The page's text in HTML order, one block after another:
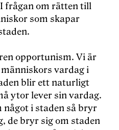
frågan om rätten till
som skapar
opportunism. Vi är
vardag i
blir ett naturligt
ytor lever sin vardag.
något i staden så bryr
de bryr sig om staden